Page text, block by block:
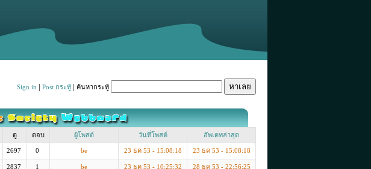
Sign in | Post กระทู้ | ค้นหากระทู้
ดู ตอบ ผู้โพสต์ วันที่โพสต์ อัพเดทล่าสุด
2697 0 be 23 ธค 53 - 15:08:18 23 ธค 53 - 15:08:18
2837 1 be 23 ธค 53 - 10:25:32 28 ธค 53 - 22:56:25